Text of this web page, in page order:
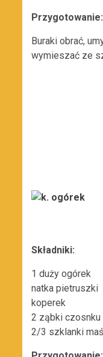
Przygotowanie:
Buraki obrać,
wymieszać ze
Składniki:
1 duży ogórek
natka pietruszki
koperek
2 ząbki czosnku
2/3 szklanki